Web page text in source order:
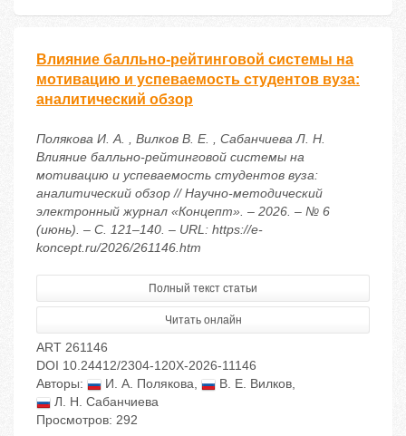
Влияние балльно-рейтинговой системы на
мотивацию и успеваемость студентов вуза:
аналитический обзор
Полякова И. А. , Вилков В. Е. , Сабанчиева Л. Н.
Влияние балльно-рейтинговой системы на
мотивацию и успеваемость студентов вуза:
аналитический обзор // Научно-методический
электронный журнал «Концепт». – 2026. – № 6
(июнь). – С. 121–140. – URL: https://e-
koncept.ru/2026/261146.htm
Полный текст статьи
Читать онлайн
ART 261146
DOI 10.24412/2304-120X-2026-11146
Авторы:
И. А. Полякова, В. Е. Вилков,
Л. Н. Сабанчиева
Просмотров: 292